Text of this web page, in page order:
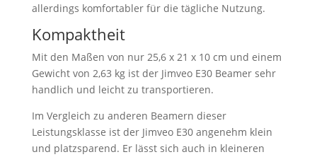
allerdings komfortabler für die tägliche Nutzung.
Kompaktheit
Mit den Maßen von nur 25,6 x 21 x 10 cm und einem
Gewicht von 2,63 kg ist der Jimveo E30 Beamer sehr
handlich und leicht zu transportieren.
Im Vergleich zu anderen Beamern dieser
Leistungsklasse ist der Jimveo E30 angenehm klein
und platzsparend. Er lässt sich auch in kleineren